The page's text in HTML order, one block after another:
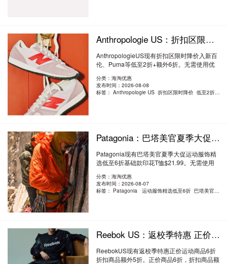
Anthropologie US：折扣区限时降价 入新百伦、Puma 等 低至2折+额外6折
AnthropologieUS现有折扣区限时降价入新百
伦、Puma等低至2折+额外6折。无需使用优
分类：海淘优惠
发布时间：2026-08-08
标签：Anthropologie US 折扣区限时降价 低至2折+额外6折
Patagonia：巴塔美官夏季大促 运动服饰精选低至6折 基础款印花T恤$21.99
Patagonia现有巴塔美官夏季大促运动服饰精
选低至6折基础款印花T恤$21.99。无需使用
分类：海淘优惠
发布时间：2026-08-07
标签： Patagonia 运动服饰精选低至6折 巴塔美官夏季大促
Reebok US：返校季特惠 正价运动商品6折 折扣商品额外5折
ReebokUS现有返校季特惠正价运动商品6折
折扣商品额外5折。正价商品6折，折扣商品额